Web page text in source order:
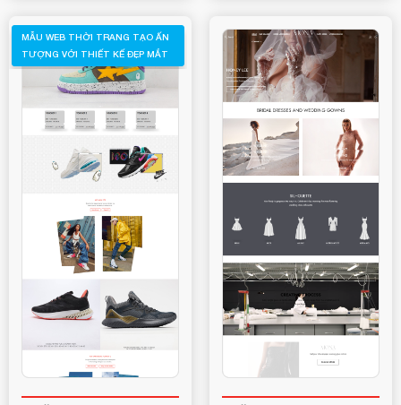
MẪU WEB THỜI TRANG TẠO ẤN
TƯỢNG VỚI THIẾT KẾ ĐẸP MẮT